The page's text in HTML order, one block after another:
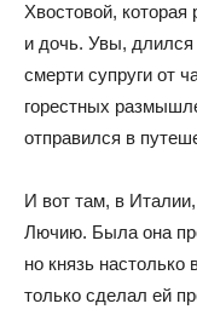
Хвостовой,
и дочь. Увы, длился
смерти супруги от
горестных
отправился в
И вот там, в
Лючию. Была она
но князь настолько
только сделал ей